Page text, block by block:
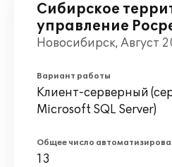
Сибирское
управление
Новосибирск, Август
Вариант работы
Клиент-серверный
Microsoft SQL Server)
Общее число
13